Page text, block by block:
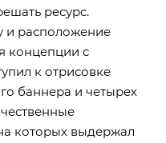
ресурс.
и расположение
концепции с
к отрисовке
баннера и четырех
которых выдержал